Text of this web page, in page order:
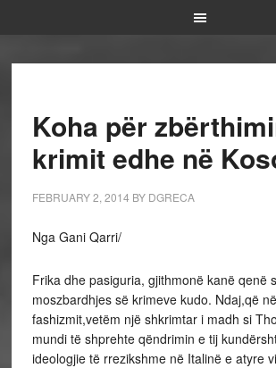
Koha për
krimit edhe në
FEBRUARY 2, 2014 BY DGRECA
Nga Gani Qarri/
Frika dhe pasiguria, gjithmonë kanë qenë
moszbardhjes së krimeve kudo. Ndaj,që
fashizmit,vetëm një shkrimtar i madh si
mundi të shprehte qëndrimin e tij
ideologjie të rrezikshme në Italinë e atyre